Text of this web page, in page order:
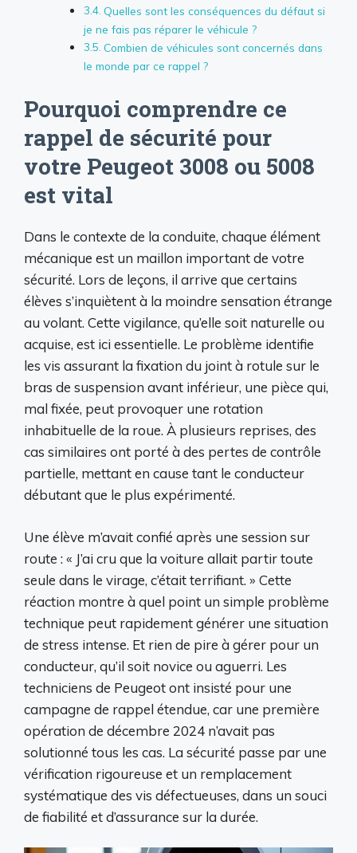
Quelles sont les conséquences du défaut si
je ne fais pas réparer le véhicule ?
Combien de véhicules sont concernés dans
le monde par ce rappel ?
Pourquoi comprendre ce
rappel de sécurité pour
votre Peugeot 3008 ou 5008
est vital
Dans le contexte de la conduite, chaque élément
mécanique est un maillon important de votre
sécurité. Lors de leçons, il arrive que certains
élèves s’inquiètent à la moindre sensation étrange
au volant. Cette vigilance, qu’elle soit naturelle ou
acquise, est ici essentielle. Le problème identifie
les vis assurant la fixation du joint à rotule sur le
bras de suspension avant inférieur, une pièce qui,
mal fixée, peut provoquer une rotation
inhabituelle de la roue. À plusieurs reprises, des
cas similaires ont porté à des pertes de contrôle
partielle, mettant en cause tant le conducteur
débutant que le plus expérimenté.
Une élève m’avait confié après une session sur
route : « J’ai cru que la voiture allait partir toute
seule dans le virage, c’était terrifiant. » Cette
réaction montre à quel point un simple problème
technique peut rapidement générer une situation
de stress intense. Et rien de pire à gérer pour un
conducteur, qu’il soit novice ou aguerri. Les
techniciens de Peugeot ont insisté pour une
campagne de rappel étendue, car une première
opération de décembre 2024 n’avait pas
solutionné tous les cas. La sécurité passe par une
vérification rigoureuse et un remplacement
systématique des vis défectueuses, dans un souci
de fiabilité et d’assurance sur la durée.